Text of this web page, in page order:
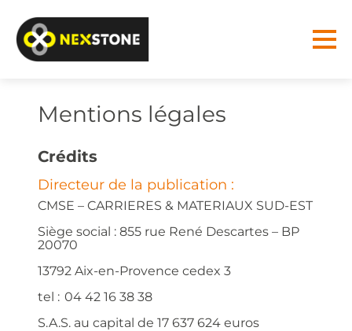
Mentions légales
Crédits
Directeur de la publication :
CMSE – CARRIERES & MATERIAUX SUD-EST
Siège social : 855 rue René Descartes – BP
20070
13792 Aix-en-Provence cedex 3
tel : 04 42 16 38 38
S.A.S. au capital de 17 637 624 euros